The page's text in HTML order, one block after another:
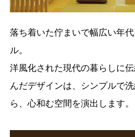
落ち着いた佇まいで幅広い年
ル。
洋風化された現代の暮らしに
んだデザインは、シンプルで
ら、心和む空間を演出します。